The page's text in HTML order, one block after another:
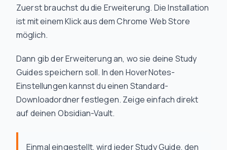
Zuerst brauchst du die Erweiterung. Die Installation
ist mit einem Klick aus dem Chrome Web Store
möglich.
Dann gib der Erweiterung an, wo sie deine Study
Guides speichern soll. In den HoverNotes-
Einstellungen kannst du einen Standard-
Downloadordner festlegen. Zeige einfach direkt
auf deinen Obsidian-Vault.
Einmal eingestellt, wird jeder Study Guide, den